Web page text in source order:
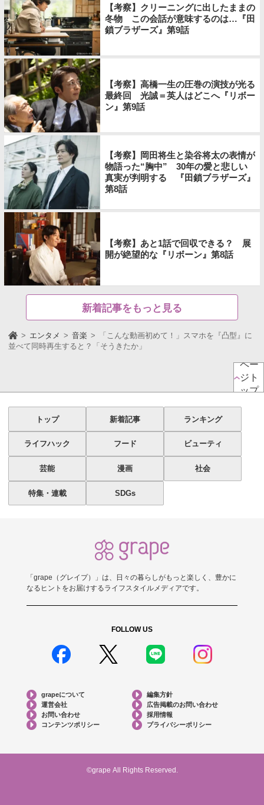
【考察】クリーニングに出したままの
冬物 この会話が意味するのは…『田
鎖ブラザーズ』第9話
【考察】高橋一生の圧巻の演技が光る
最終回 光誠＝英人はどこへ『リボー
ン』第9話
【考察】岡田将生と染谷将太の表情が
物語った“胸中” 30年の愛と悲しい
真実が判明する 『田鎖ブラザーズ』
第8話
【考察】あと1話で回収できる？ 展
開が絶望的な『リボーン』第8話
新着記事をもっと見る
エンタメ 音楽
「こんな動画初めて！」スマホを『凸型』に
並べて同時再生すると？「そうきたか」
ペー
ジト
ップ
トップ 新着記事 ランキング
ライフハック フード ビューティ
芸能 漫画 社会
特集・連載 SDGs
「grape（グレイプ）」は、日々の暮らしがもっと楽しく、豊かに
なるヒントをお届けするライフスタイルメディアです。
FOLLOW US
grapeについて
編集方針
運営会社
広告掲載のお問い合わせ
お問い合わせ
採用情報
コンテンツポリシー
プライバシーポリシー
©grape All Rights Reserved.